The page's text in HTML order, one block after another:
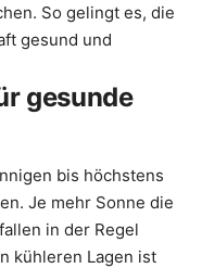
So gelingt es, die
gesund und
gesunde
bis höchstens
Je mehr Sonne die
in der Regel
kühleren Lagen ist